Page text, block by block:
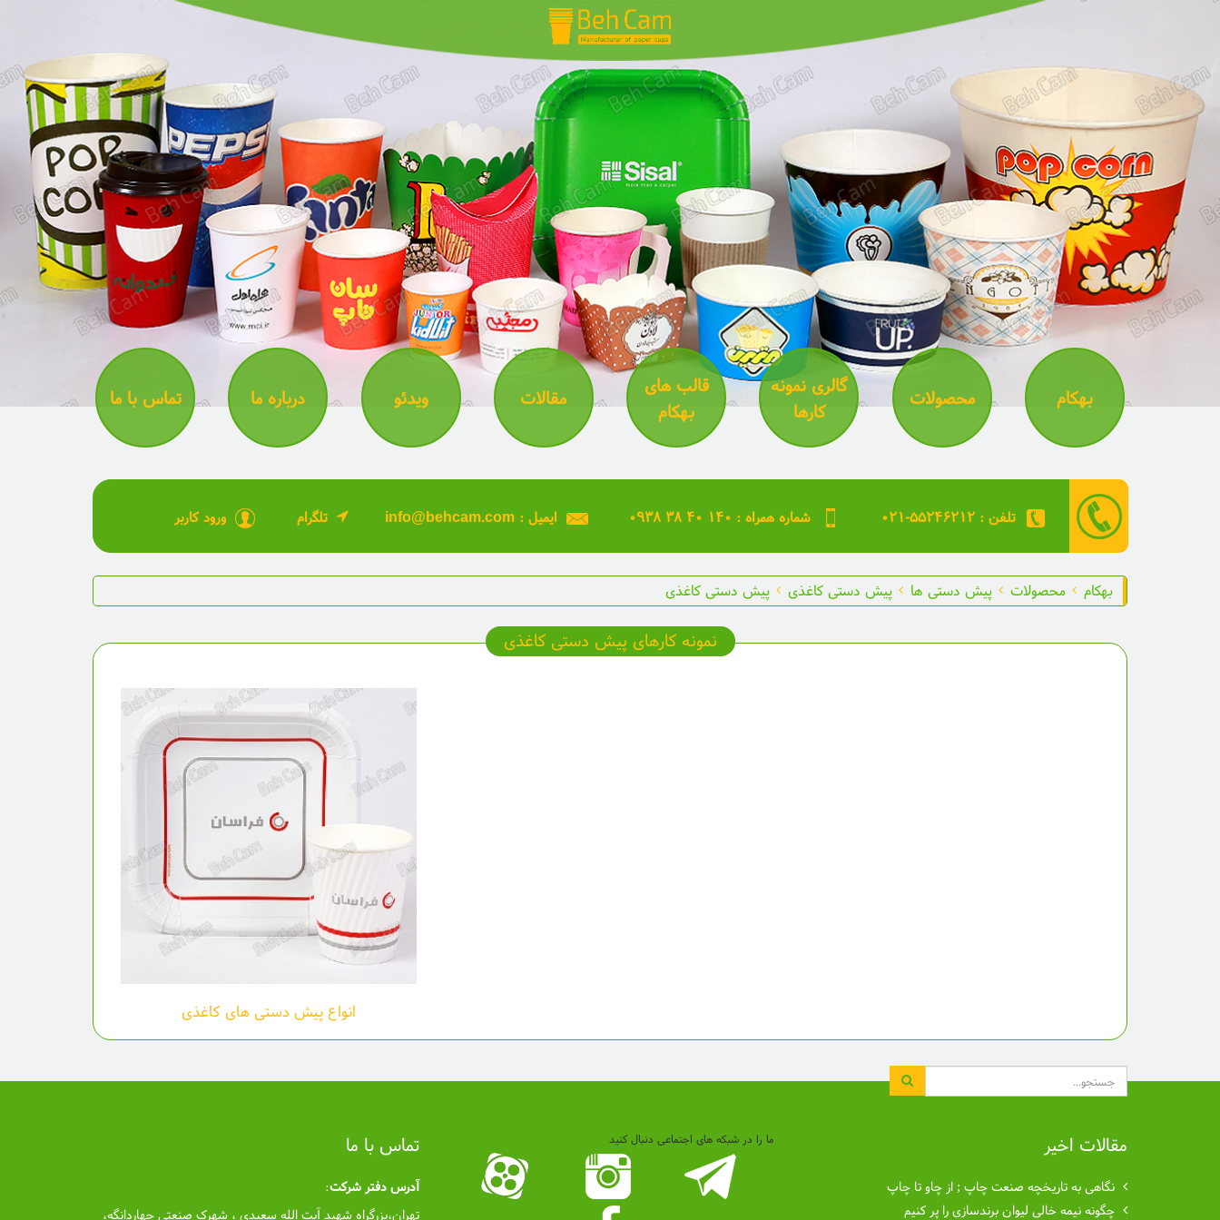
بهکام محصولات
گالری نمونه
کارها
قالب های
بهکام
مقالات ویدئو درباره ما تماس با ما
۰۲۱-۵۵۲۴۶۲۱۲ : تلفن ۰۹۳۸ ۳۸ ۴۰ ۱۴۰ : شماره همراه info@behcam.com : ایمیل تلگرام ورود کاربر
بهکام محصولات پیش دستی ها پیش دستی کاغذی پیش دستی کاغذی
نمونه کارهای پیش دستی کاغذی
انواع پیش دستی های کاغذی
مقالات اخیر
نگاهی به تاریخچه صنعت چاپ ; از چاو تا چاپ
چگونه نیمه خالی لیوان برندسازی را پر کنیم
ما را در شبکه های اجتماعی دنبال کنید تماس با ما
آدرس دفتر شرکت:
تهران،بزرگراه شهید آیت الله سعیدی ، شهرک صنعتی چهاردانگه،